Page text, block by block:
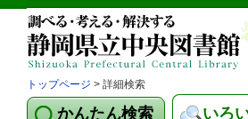
トップページ > 詳細検索
かんたん検索 いろ